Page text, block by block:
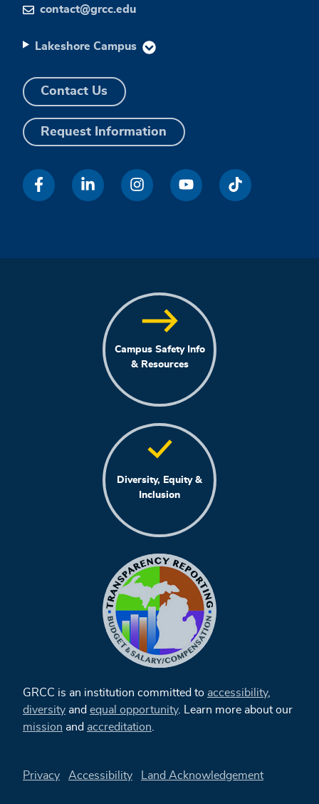
contact@grcc.edu
Lakeshore Campus
Contact Us
Request Information
Campus Safety Info
& Resources
Diversity, Equity &
Inclusion
GRCC is an institution committed to accessibility,
diversity and equal opportunity. Learn more about our
mission and accreditation
Privacy Accessibility Land Acknowledgement